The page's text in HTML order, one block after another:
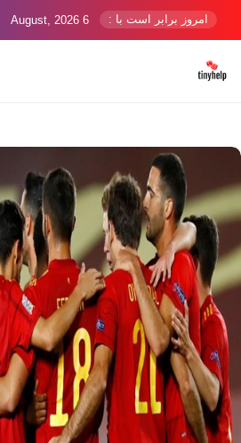
امروز برابر است با : 6 August, 2026